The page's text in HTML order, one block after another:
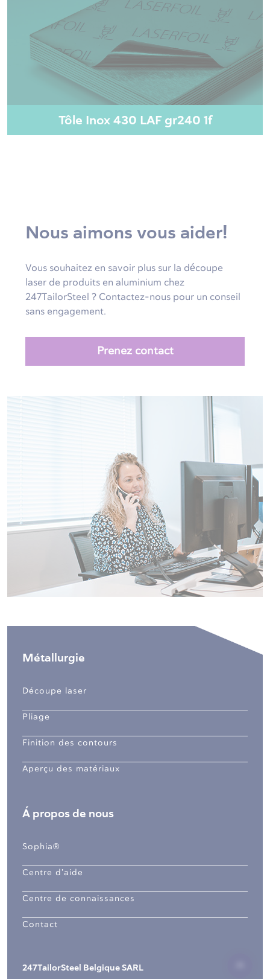
Tôle Inox 430 LAF gr240 1f
Nous aimons vous aider!
Vous souhaitez en savoir plus sur la découpe
laser de produits en aluminium chez
247TailorSteel ? Contactez-nous pour un conseil
sans engagement.
Prenez contact
Métallurgie
Découpe laser
Pliage
Finition des contours
Aperçu des matériaux
Á propos de nous
Sophia®
Centre d’aide
Centre de connaissances
Contact
247TailorSteel Belgique SARL